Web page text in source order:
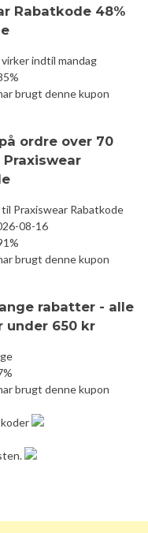
Rabatkode 48%
indtil mandag
brugt denne kupon
ordre over 70
Praxiswear Rabatkode
08-16
brugt denne kupon
rabatter - alle
under 650 kr
brugt denne kupon